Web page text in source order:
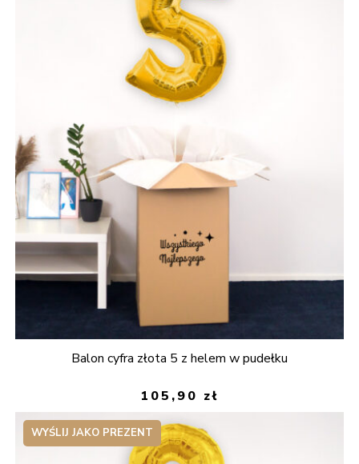
Balon cyfra złota 5 z helem w pudełku
105,90 zł
WYŚLIJ JAKO PREZENT